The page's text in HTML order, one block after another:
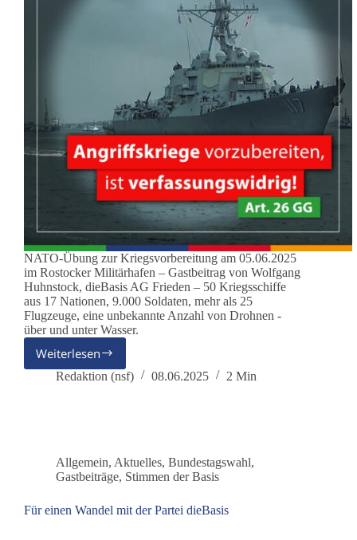
NATO-Übung zur Kriegsvorbereitung am 05.06.2025
im Rostocker Militärhafen – Gastbeitrag von Wolfgang
Huhnstock, dieBasis AG Frieden – 50 Kriegsschiffe
aus 17 Nationen, 9.000 Soldaten, mehr als 25
Flugzeuge, eine unbekannte Anzahl von Drohnen -
über und unter Wasser.
Weiterlesen
NATO-
Übung
im
Rostocker
Militärhafen
Redaktion (nsf) 08.06.2025 2 Min
Allgemein, Aktuelles, Bundestagswahl,
Gastbeiträge, Stimmen der Basis
Für einen Wandel mit der Partei dieBasis